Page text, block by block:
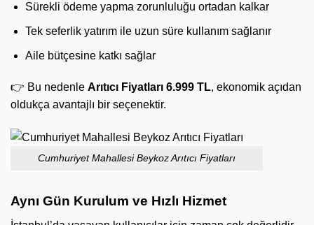
Sürekli ödeme yapma zorunluluğu ortadan kalkar
Tek seferlik yatırım ile uzun süre kullanım sağlanır
Aile bütçesine katkı sağlar
👉 Bu nedenle Arıtıcı Fiyatları 6.999 TL, ekonomik açıdan
oldukça avantajlı bir seçenektir.
Cumhuriyet Mahallesi Beykoz Arıtıcı Fiyatları
Aynı Gün Kurulum ve Hızlı Hizmet